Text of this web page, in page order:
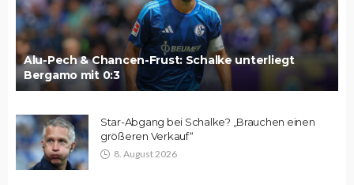
Alu-Pech & Chancen-Frust: Schalke unterliegt
Bergamo mit 0:3
Star-Abgang bei Schalke? „Brauchen einen
größeren Verkauf“
8. August 2026